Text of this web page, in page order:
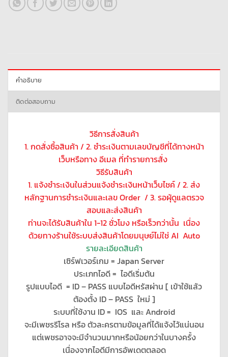
คำอธิบาย
ติดต่อสอบถาม
วิธีการสั่งสินค้า
1. กดสั่งซื้อสินค้า / 2. ชำระเงินตามเลขบัญชีที่ได้ทางหน้า
เว็บหรือทาง อีเมล ที่ทำรายการสั่ง
วิธีรับสินค้า
1. แจ้งชำระเงินในส่วนแจ้งชำระเงินหน้าเว็บไชค์ / 2. ส่ง
หลักฐานการชำระเงินและเลข Order / 3. รอผุ้ดูแลตรวจ
สอบและส่งสินค้า
ท่านจะได้รับสินค้าใน 1-12 ชั่วโมง หรือเร็วกว่านั้น เนื่อง
ด้วยทางร้านใช้ระบบส่งสินค้าโดยมนุษย์ไม่ใช่ AI Auto
รายละเอียดสินค้า
เซิร์ฟเวอร์เกม = Japan Server
ประเภทไอดี = ไอดีเริ่มต้น
รูปแบบไอดี = ID – PASS แบบไอดีหรัสผ่าน [ เข้าใช้แล้ว
ต้องตั้ง ID – PASS ใหม่ ]
ระบบที่ใช้งาน ID = IOS และ Android
จะมีเพชรรีโรล หรือ ตัวละครตามข้อมูลที่ได้แจ้งไว้แน่นอน
แต่เพชรอาจจะมีจำนวนมากหรือน้อยกว่าในบางครั้ง
เนื่องจากไอดีมีการอัพเดตตลอด